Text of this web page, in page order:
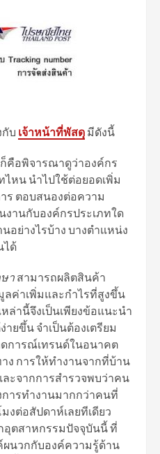
กับ เจ้าหน้าที่พัสดุ มีดังนี้
คือพิจารณาดูว่าองค์กร
หน นำไปใช้ต่อยอดเพิ่ม
ร ตอบสนองต่อความ
งานกับองค์กรประเภทใด
อย่างไรบ้าง บางตำแหน่ง
ได้
า สามารถผลิตสินค้า
ค่าเพิ่มและกำไรที่สูงขึ้น
ล่านี้จึงเป็นเพียงข้อแนะนำ
ยขึ้น จำเป็นต้องเตรียม
การณ์เทรนด์ในอนาคต
ง การให้ทำงานจากที่บ้าน
ละจากการสำรวจพบว่าคน
ารทำงานมากกว่าคนที่
งต่อสัปดาห์เลยทีเดียว
อุตสาหกรรมปัจจุบันนี้ ที่
ผนวกกับองค์ความรู้ด้าน